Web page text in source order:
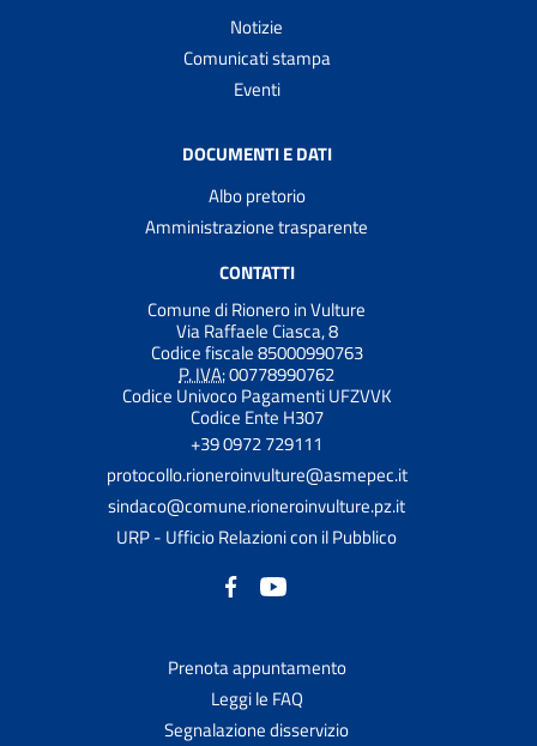
Notizie
Comunicati stampa
Eventi
DOCUMENTI E DATI
Albo pretorio
Amministrazione trasparente
CONTATTI
Comune di Rionero in Vulture
Via Raffaele Ciasca, 8
Codice fiscale 85000990763
P. IVA:00778990762
Codice Univoco Pagamenti UFZVVK
Codice Ente H307
+39 0972 729111
protocollo.rioneroinvulture@asmepec.it
sindaco@comune.rioneroinvulture.pz.it
URP - Ufficio Relazioni con il Pubblico
Prenota appuntamento
Leggi le FAQ
Segnalazione disservizio